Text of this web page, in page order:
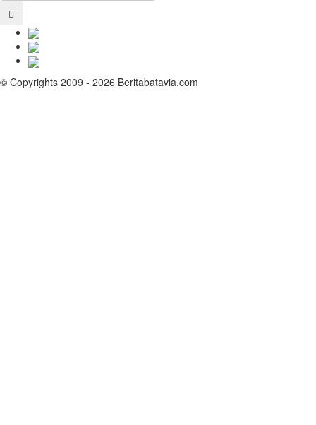
© Copyrights 2009 - 2026 Beritabatavia.com